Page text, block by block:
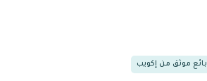
بائع موثق من إكويب